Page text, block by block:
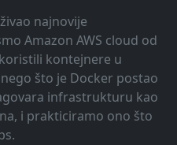
najnovije
Amazon AWS cloud od
kontejnere u
što je Docker postao
infrastrukturu kao
i prakticiramo ono što